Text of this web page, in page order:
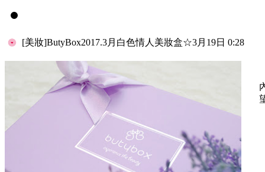
[美妝]ButyBox2017.3月白色情人美妝盒☆3月19日 0:28